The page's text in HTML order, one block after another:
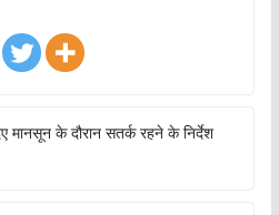
मानसून के दौरान सतर्क रहने के निर्देश